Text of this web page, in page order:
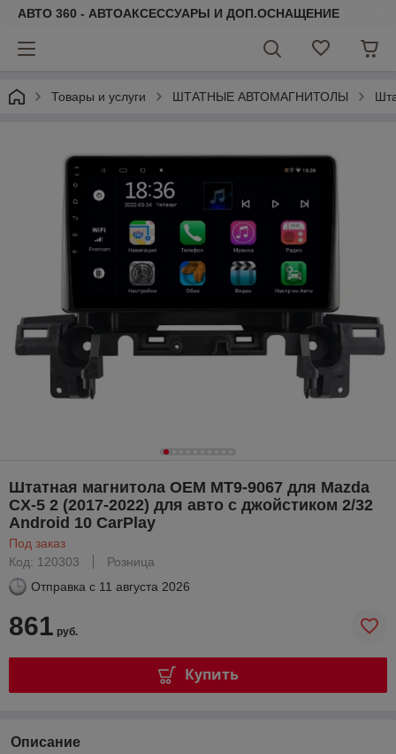
АВТО 360 - АВТОАКСЕССУАРЫ И ДОП.ОСНАЩЕНИЕ
Товары и услуги ШТАТНЫЕ АВТОМАГНИТОЛЫ
Штатная магнитола OEM MT9-9067 для Mazda
CX-5 2 (2017-2022) для авто c джойстиком 2/32
Android 10 CarPlay
Под заказ
Код: 120303
Розница
Отправка с 11 августа 2026
861 руб.
Купить
Описание